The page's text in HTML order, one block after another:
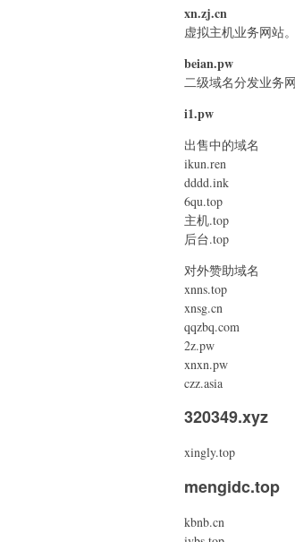
xn.zj.cn
虚拟主机业务网站。
beian.pw
二级域名分发业务网
i1.pw
出售中的域名
ikun.ren
dddd.ink
6qu.top
主机.top
后台.top
对外赞助域名
xnns.top
xnsg.cn
qqzbq.com
2z.pw
xnxn.pw
czz.asia
320349.xyz
xingly.top
mengidc.top
kbnb.cn